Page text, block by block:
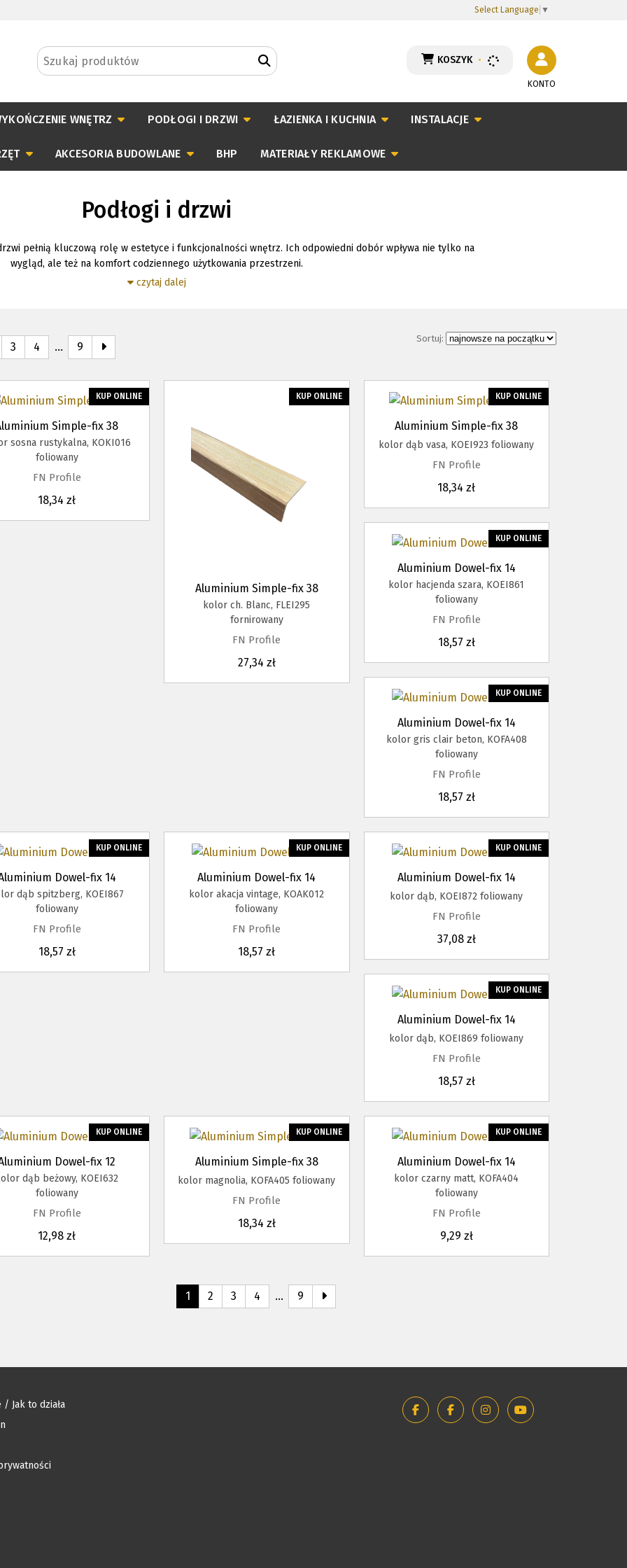
Select Language ▼
KONTO
KOSZYK •
WNĘTRZ PODŁOGI I DRZWI ŁAZIENKA I KUCHNIA INSTALACJE
AKCESORIA BUDOWLANE BHP MATERIAŁY REKLAMOWE
Podłogi i drzwi
pełnią kluczową rolę w estetyce i funkcjonalności wnętrz. Ich odpowiedni dobór wpływa nie tylko na
wygląd, ale też na komfort codziennego użytkowania przestrzeni.
czytaj dalej
3 4 … 9
Sortuj:
Simple-fix 38
sosna rustykalna, KOKI016
foliowany
FN Profile
18,34 zł
KUP ONLINE
Aluminium Simple-fix 38
kolor ch. Blanc, FLEI295
fornirowany
FN Profile
27,34 zł
KUP ONLINE
Aluminium Simple-fix 38
kolor dąb vasa, KOEI923 foliowany
FN Profile
18,34 zł
KUP ONLINE
Aluminium Dowel-fix 14
kolor hacjenda szara, KOEI861
foliowany
FN Profile
18,57 zł
KUP ONLINE
Aluminium Dowel-fix 14
kolor gris clair beton, KOFA408
foliowany
FN Profile
18,57 zł
KUP ONLINE
Dowel-fix 14
dąb spitzberg, KOEI867
foliowany
FN Profile
18,57 zł
KUP ONLINE
Aluminium Dowel-fix 14
kolor akacja vintage, KOAK012
foliowany
FN Profile
18,57 zł
KUP ONLINE
Aluminium Dowel-fix 14
kolor dąb, KOEI872 foliowany
FN Profile
37,08 zł
KUP ONLINE
Aluminium Dowel-fix 14
kolor dąb, KOEI869 foliowany
FN Profile
18,57 zł
KUP ONLINE
Dowel-fix 12
dąb beżowy, KOEI632
foliowany
FN Profile
12,98 zł
KUP ONLINE
Aluminium Simple-fix 38
kolor magnolia, KOFA405 foliowany
FN Profile
18,34 zł
KUP ONLINE
Aluminium Dowel-fix 14
kolor czarny matt, KOFA404
foliowany
FN Profile
9,29 zł
KUP ONLINE
1 2 3 4 … 9
Jak to działa